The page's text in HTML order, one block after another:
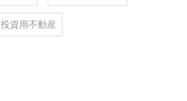
投資用不動産